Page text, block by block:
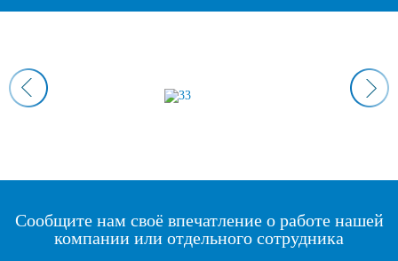
Сообщите нам своё впечатление о работе нашей
компании или отдельного сотрудника